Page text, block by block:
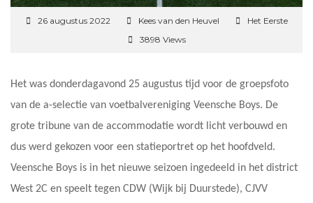
26 augustus 2022 Kees van den Heuvel
Het Eerste
3898 Views
Het was donderdagavond 25 augustus tijd voor de groepsfoto
van de a-selectie van voetbalvereniging Veensche Boys. De
grote tribune van de accommodatie wordt licht verbouwd en
dus werd gekozen voor een statieportret op het hoofdveld.
Veensche Boys is in het nieuwe seizoen ingedeeld in het district
West 2C en speelt tegen CDW (Wijk bij Duurstede), CJVV